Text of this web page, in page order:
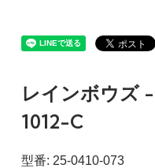
レインボウズ
1012-C
型番: 25-0410-073